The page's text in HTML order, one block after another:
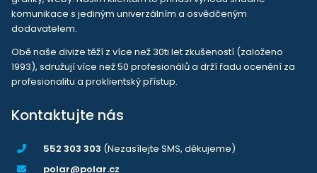
komunikace s jediným univerzálním a osvědčeným
dodavatelem.
Obě naše divize těží z více než 30ti let zkušeností (založeno
1993), sdružují více než 50 profesionálů a drží řadu ocenění za
profesionalitu a proklientský přístup.
Kontaktujte nás
552 303 303 (Nezasílejte SMS, děkujeme)
polar@polar.cz